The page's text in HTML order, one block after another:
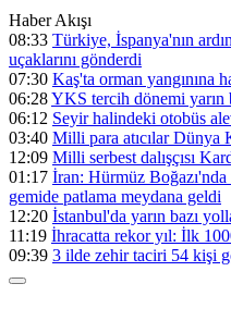
Haber Akışı
08:33 Türkiye, İspanya'nın
uçaklarını gönderdi
07:30 Kaş'ta orman yangınına
06:28YKS tercih dönemi yarın
06:12 Seyir halindeki otobüs
03:40 Milli para atıcılar Dünya
12:09 Milli serbest dalışçısı
01:17 İran: Hürmüz Boğazı'nda
gemide patlama meydana geldi
12:20 İstanbul'da yarın bazı
11:19 İhracatta rekor yıl: İlk
09:39 3 ilde zehir taciri 54 kişi